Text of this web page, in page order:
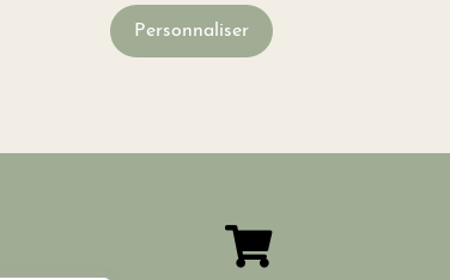
Personnaliser